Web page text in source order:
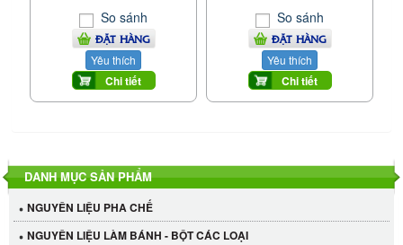
So sánh
ĐẶT HÀNG
Yêu thích
Chi tiết
So sánh
ĐẶT HÀNG
Yêu thích
Chi tiết
DANH MỤC SẢN PHẨM
NGUYÊN LIỆU PHA CHẾ
NGUYÊN LIỆU LÀM BÁNH - BỘT CÁC LOẠI